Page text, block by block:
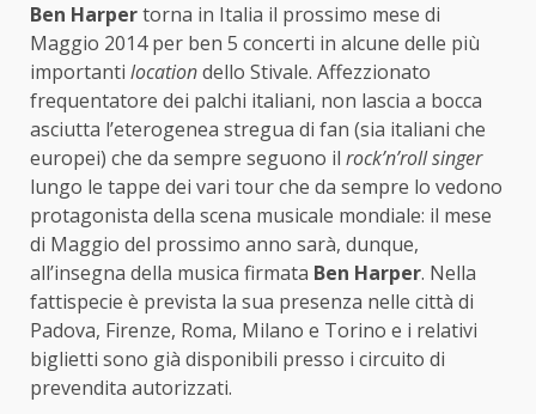
Ben Harpertorna in Italia il prossimo mese di
Maggio 2014 per ben 5 concerti in alcune delle più
importanti locationdello Stivale. Affezzionato
frequentatore dei palchi italiani, non lascia a bocca
asciutta l’eterogenea stregua di fan (sia italiani che
europei) che da sempre seguono il rock’n’roll singer
lungo le tappe dei vari tour che da sempre lo vedono
protagonista della scena musicale mondiale: il mese
di Maggio del prossimo anno sarà, dunque,
all’insegna della musica firmata Ben Harper. Nella
fattispecie è prevista la sua presenza nelle città di
Padova, Firenze, Roma, Milano e Torino e i relativi
biglietti sono già disponibili presso i circuito di
prevendita autorizzati.